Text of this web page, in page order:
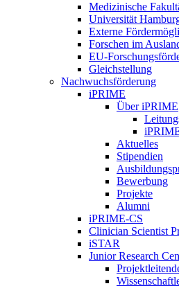
Medizinische
Universität
Externe
Forschen im
EU-
Gleichstellung
Nachwuchsförderung
iPRIME
Über iPRIME
Aktuelles
Stipendien
Bewerbung
Projekte
Alumni
iPRIME-CS
Clinician Scientist
iSTAR
Junior Research